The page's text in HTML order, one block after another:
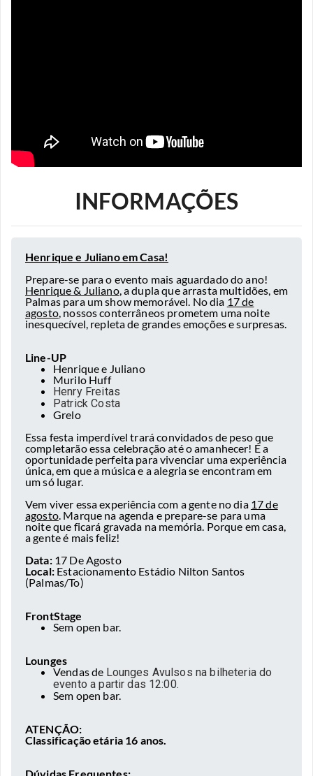
INFORMAÇÕES
Henrique e Juliano em Casa!
Prepare-se para o evento mais aguardado do ano!
Henrique & Juliano, a dupla que arrasta multidões, em
Palmas para um show memorável. No dia 17 de
agosto, nossos conterrâneos prometem uma noite
inesquecível, repleta de grandes emoções e surpresas.
Line-UP
Henrique e Juliano
Murilo Huff
Henry Freitas
Patrick Costa
Grelo
Essa festa imperdível trará convidados de peso que
completarão essa celebração até o amanhecer! É a
oportunidade perfeita para vivenciar uma experiência
única, em que a música e a alegria se encontram em
um só lugar.
Vem viver essa experiência com a gente no dia 17 de
agosto. Marque na agenda e prepare-se para uma
noite que ficará gravada na memória. Porque em casa,
a gente é mais feliz!
Data: 17 De Agosto
Local:Estacionamento Estádio Nilton Santos
(Palmas/To)
FrontStage
Sem open bar.
Lounges
Vendas de Lounges Avulsos na bilheteria do
evento a partir das 12:00.
Sem open bar.
ATENÇÃO:
Classificação etária 16 anos.